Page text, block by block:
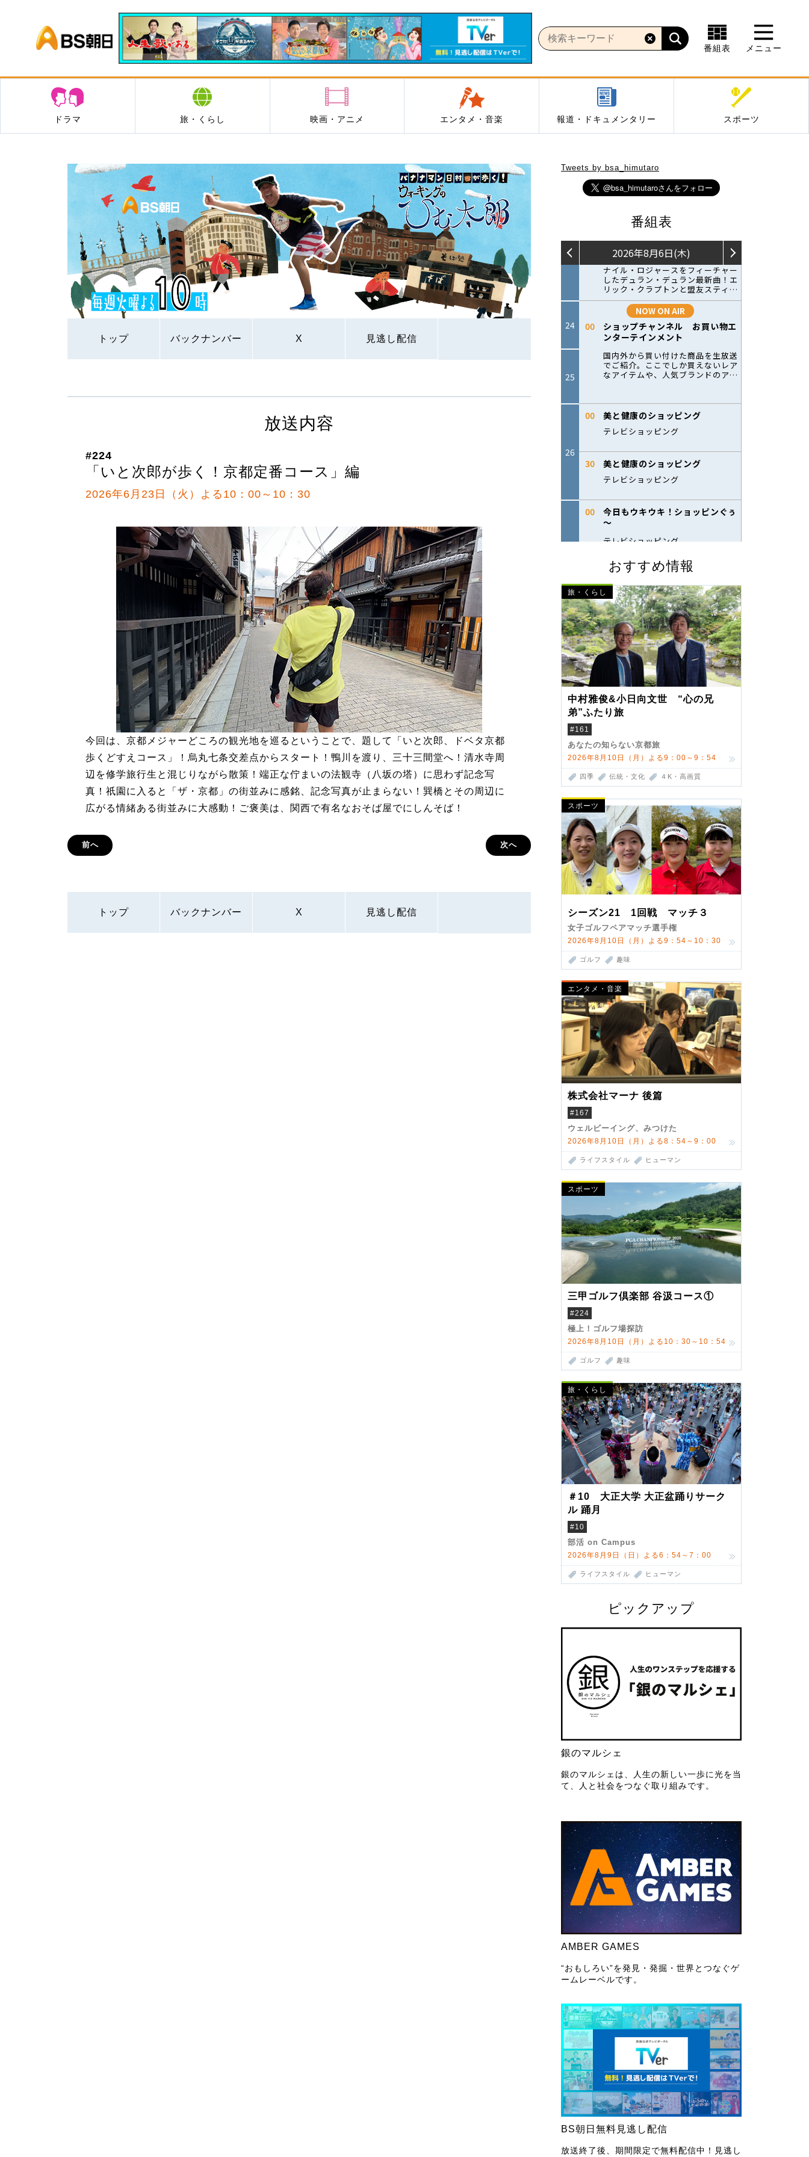
BS朝日
番組表 メニュー
ドラマ 旅・くらし 映画・アニメ エンタメ・音楽 報道・ドキュメンタリー スポーツ
トップ バックナンバー X 見逃し配信
Tweets by bsa_himutaro
番組表
おすすめ情報
旅・くらし
中村雅俊&小日向文世 “心の兄
弟”ふたり旅
#161
あなたの知らない京都旅
2026年8月10日（月）よる9：00～9：54
四季 伝統・文化 ４K・高画質
スポーツ
シーズン21 1回戦 マッチ３
女子ゴルフペアマッチ選手権
2026年8月10日（月）よる9：54～10：30
ゴルフ 趣味
エンタメ・音楽
株式会社マーナ 後篇
#167
ウェルビーイング、みつけた
2026年8月10日（月）よる8：54～9：00
ライフスタイル ヒューマン
スポーツ
三甲ゴルフ倶楽部 谷汲コース①
#224
極上！ゴルフ場探訪
2026年8月10日（月）よる10：30～10：54
ゴルフ 趣味
旅・くらし
＃10 大正大学 大正盆踊りサーク
ル 踊月
#10
部活 on Campus
2026年8月9日（日）よる6：54～7：00
ライフスタイル ヒューマン
ピックアップ
銀のマルシェ
銀のマルシェは、人生の新しい一歩に光を当
て、人と社会をつなぐ取り組みです。
AMBER GAMES
“おもしろい”を発見・発掘・世界とつなぐゲ
ームレーベルです。
BS朝日無料見逃し配信
放送終了後、期間限定で無料配信中！見逃し
放送内容
#224
「いと次郎が歩く！京都定番コース」編
2026年6月23日（火）よる10：00～10：30
今回は、京都メジャーどころの観光地を巡るということで、題して「いと次郎、ドベタ京都
歩くどすえコース」！烏丸七条交差点からスタート！鴨川を渡り、三十三間堂へ！清水寺周
辺を修学旅行生と混じりながら散策！端正な佇まいの法観寺（八坂の塔）に思わず記念写
真！祇園に入ると「ザ・京都」の街並みに感銘、記念写真が止まらない！巽橋とその周辺に
広がる情緒ある街並みに大感動！ご褒美は、関西で有名なおそば屋でにしんそば！
前へ 次へ
トップ バックナンバー X 見逃し配信